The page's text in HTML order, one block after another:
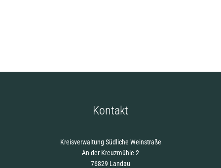
Kontakt
Kreisverwaltung Südliche Weinstraße
An der Kreuzmühle 2
76829 Landau